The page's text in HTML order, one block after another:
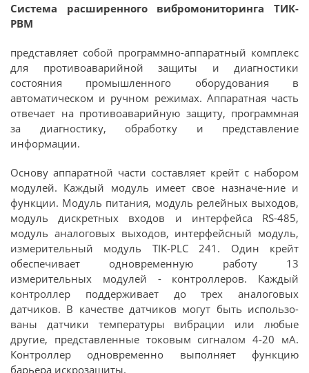
Система расширенного вибромониторинга ТИК-
РВМ
представляет собой программно-аппаратный комплекс
для противоаварийной защиты и диагностики
состояния промышленного оборудования в
автоматическом и ручном режимах. Аппаратная часть
отвечает на противоаварийную защиту, программная
за диагностику, обработку и представление
информации.
Основу аппаратной части составляет крейт с набором
модулей. Каждый модуль имеет свое назначе-ние и
функции. Модуль питания, модуль релейных выходов,
модуль дискретных входов и интерфейса RS-485,
модуль аналоговых выходов, интерфейсный модуль,
измерительный модуль TIK-PLC 241. Один крейт
обеспечивает одновременную работу 13
измерительных модулей - контроллеров. Каждый
контроллер поддерживает до трех аналоговых
датчиков. В качестве датчиков могут быть использо-
ваны датчики температуры вибрации или любые
другие, представленные токовым сигналом 4-20 мА.
Контроллер одновременно выполняет функцию
барьера искрозащиты.